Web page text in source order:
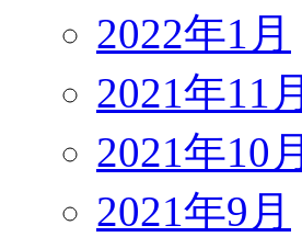
2022年1月
2021年11月
2021年10月
2021年9月